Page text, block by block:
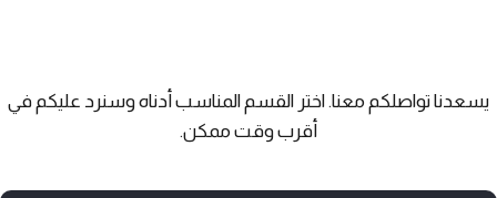
يسعدنا تواصلكم معنا. اختر القسم المناسب أدناه وسنرد عليكم في
أقرب وقت ممكن.